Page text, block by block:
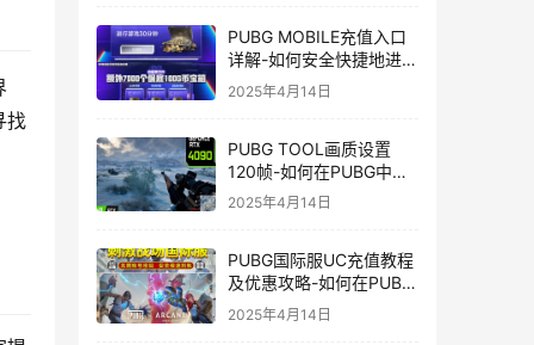
找
PUBG MOBILE充值入口
详解-如何安全快捷地进行
PUBG MOBILE充值
2025年4月14日
PUBG TOOL画质设置
120帧-如何在PUBG中使
用PUBG TOOL实现120
2025年4月14日
PUBG国际服UC充值教程
及优惠攻略-如何在PUBG
国际服中进行高效且安全
的UC充值
2025年4月14日